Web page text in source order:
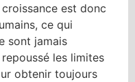
est donc
ce qui
sont jamais
les limites
obtenir toujours